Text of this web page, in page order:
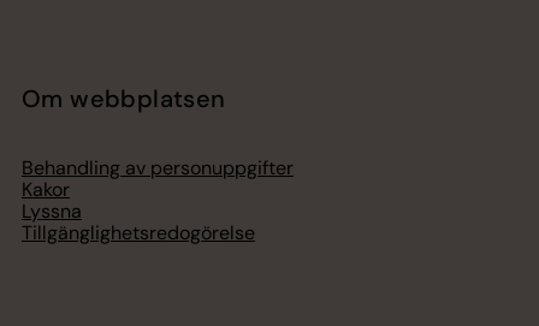
Om webbplatsen
Behandling av personuppgifter
Kakor
Lyssna
Tillgänglighetsredogörelse